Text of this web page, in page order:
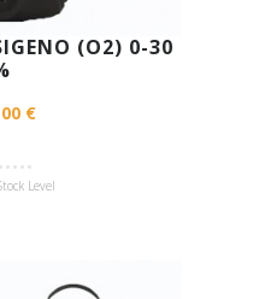
(O2) 0-30
€
Level